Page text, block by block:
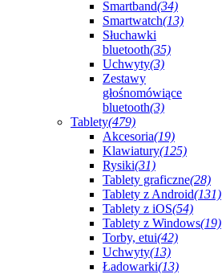
Smartband(34)
Smartwatch(13)
Słuchawki
bluetooth(35)
Uchwyty(3)
Zestawy
głośnomówiące
bluetooth(3)
Tablety(479)
Akcesoria(19)
Klawiatury(125)
Rysiki(31)
Tablety graficzne(28)
Tablety z Android(131)
Tablety z iOS(54)
Tablety z Windows(19)
Torby, etui(42)
Uchwyty(13)
Ładowarki(13)